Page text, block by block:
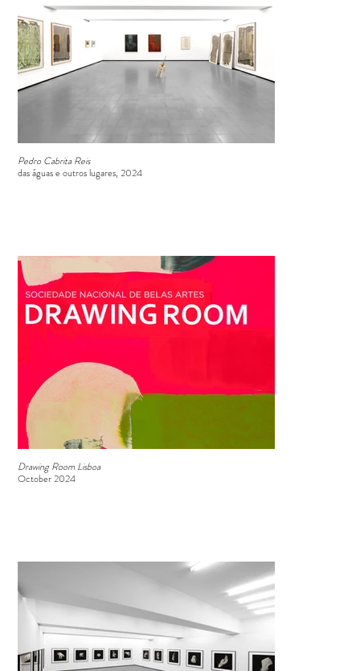
Pedro Cabrita Reis
das águas e outros lugares, 2024
Drawing Room Lisboa
October 2024